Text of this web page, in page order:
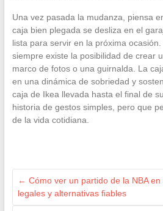
Una vez pasada la mudanza, piensa
caja bien plegada se desliza en el
lista para servir en la próxima
siempre existe la posibilidad de crear
marco de fotos o una guirnalda. La
en una dinámica de sobriedad y
caja de Ikea llevada hasta el final de
historia de gestos simples, pero que
de la vida cotidiana.
← Cómo ver un partido de la NBA
legales y alternativas fiables